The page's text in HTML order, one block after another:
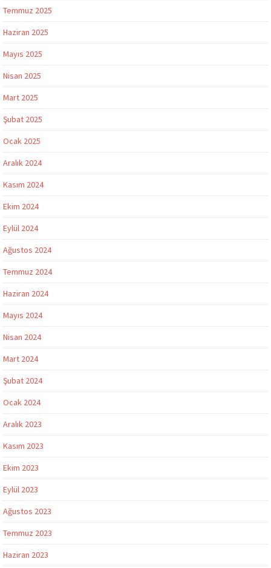
Temmuz 2025
Haziran 2025
Mayıs 2025
Nisan 2025
Mart 2025
Şubat 2025
Ocak 2025
Aralık 2024
Kasım 2024
Ekim 2024
Eylül 2024
Ağustos 2024
Temmuz 2024
Haziran 2024
Mayıs 2024
Nisan 2024
Mart 2024
Şubat 2024
Ocak 2024
Aralık 2023
Kasım 2023
Ekim 2023
Eylül 2023
Ağustos 2023
Temmuz 2023
Haziran 2023